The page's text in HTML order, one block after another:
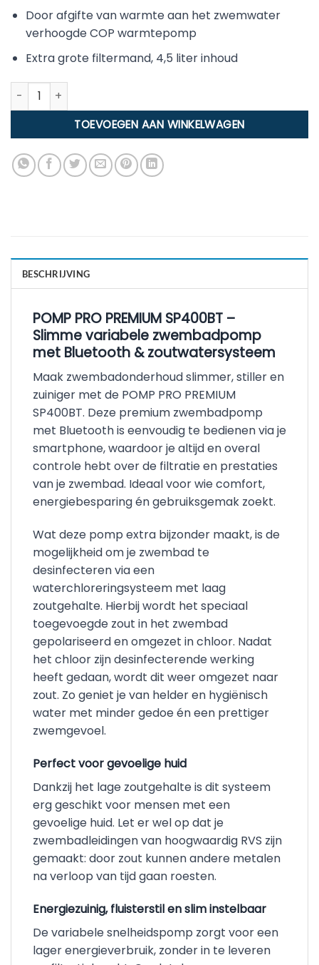
Door afgifte van warmte aan het zwemwater
verhoogde COP warmtepomp
Extra grote filtermand, 4,5 liter inhoud
Davey Silensor Pro SP400BT pomp met variabele snelheid
TOEVOEGEN AAN WINKELWAGEN
BESCHRIJVING
POMP PRO PREMIUM SP400BT –
Slimme variabele zwembadpomp
met Bluetooth & zoutwatersysteem
Maak zwembadonderhoud slimmer, stiller en
zuiniger met de POMP PRO PREMIUM
SP400BT. Deze premium zwembadpomp
met Bluetooth is eenvoudig te bedienen via je
smartphone, waardoor je altijd en overal
controle hebt over de filtratie en prestaties
van je zwembad. Ideaal voor wie comfort,
energiebesparing én gebruiksgemak zoekt.
Wat deze pomp extra bijzonder maakt, is de
mogelijkheid om je zwembad te
desinfecteren via een
waterchloreringsysteem met laag
zoutgehalte. Hierbij wordt het speciaal
toegevoegde zout in het zwembad
gepolariseerd en omgezet in chloor. Nadat
het chloor zijn desinfecterende werking
heeft gedaan, wordt dit weer omgezet naar
zout. Zo geniet je van helder en hygiënisch
water met minder gedoe én een prettiger
zwemgevoel.
Perfect voor gevoelige huid
Dankzij het lage zoutgehalte is dit systeem
erg geschikt voor mensen met een
gevoelige huid. Let er wel op dat je
zwembadleidingen van hoogwaardig RVS zijn
gemaakt: door zout kunnen andere metalen
na verloop van tijd gaan roesten.
Energiezuinig, fluisterstil en slim instelbaar
De variabele snelheidspomp zorgt voor een
lager energieverbruik, zonder in te leveren